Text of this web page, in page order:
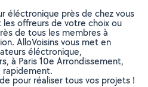
éléctronique près de chez vous
offreurs de votre choix ou
de tous les membres à
AlloVoisins vous met en
éléctronique,
à Paris 10e Arrondissement,
rapidement.
pour réaliser tous vos projets !